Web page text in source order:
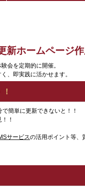
新ホームページ作
会を定期的に開催。
、即実践に活かせます。
簡単に更新できないと！！
！
サービスの活用ポイント等、